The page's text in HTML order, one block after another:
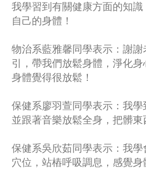
我學習到有關健康方面的知
自己的身體！
物治系藍雅馨同學表示：謝
引，帶我們放鬆身體，淨化
身體覺得很放鬆！
保健系廖羽萱同學表示：我學
並跟著音樂放鬆全身，把髒東
保健系吳欣茹同學表示：我
穴位，站樁呼吸調息，感覺身